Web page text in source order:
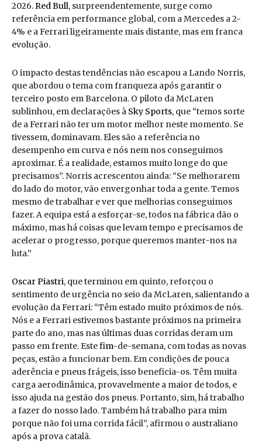
2026.Red Bull, surpreendentemente, surge como
referência em performance global, com a Mercedes a 2-
4% e a Ferrari ligeiramente mais distante, mas em franca
evolução.
O impacto destas tendências não escapou a Lando Norris,
que abordou o tema com franqueza após garantir o
terceiro posto em Barcelona. O piloto da McLaren
sublinhou, em declarações à Sky Sports, que “temos sorte
de a Ferrari não ter um motor melhor neste momento. Se
tivessem, dominavam. Eles são a referência no
desempenho em curva e nós nem nos conseguimos
aproximar. É a realidade, estamos muito longe do que
precisamos”. Norris acrescentou ainda: “Se melhorarem
do lado do motor, vão envergonhar toda a gente. Temos
mesmo de trabalhar e ver que melhorias conseguimos
fazer. A equipa está a esforçar-se, todos na fábrica dão o
máximo, mas há coisas que levam tempo e precisamos de
acelerar o progresso, porque queremos manter-nos na
luta.”
Oscar Piastri, que terminou em quinto, reforçou o
sentimento de urgência no seio da McLaren, salientando a
evolução da Ferrari: “Têm estado muito próximos de nós.
Nós e a Ferrari estivemos bastante próximos na primeira
parte do ano, mas nas últimas duas corridas deram um
passo em frente. Estefim-de-semana, com todas as novas
peças, estão a funcionar bem. Em condições de pouca
aderência e pneus frágeis, isso beneficia-os. Têm muita
carga aerodinâmica, provavelmente a maior de todos, e
isso ajuda na gestão dos pneus. Portanto, sim, há trabalho
a fazer do nosso lado. Também há trabalho para mim
porque não foi uma corrida fácil”, afirmou o australiano
após a prova catalã.